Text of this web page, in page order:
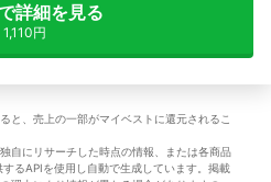
詳細を見る
1,110円
と、売上の一部がマイベストに還元されるこ
自にリサーチした時点の情報、または各商品
るAPIを使用し自動で生成しています。掲載